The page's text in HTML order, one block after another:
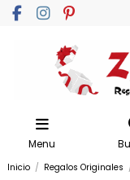
Menu
Inicio Regalos Originales